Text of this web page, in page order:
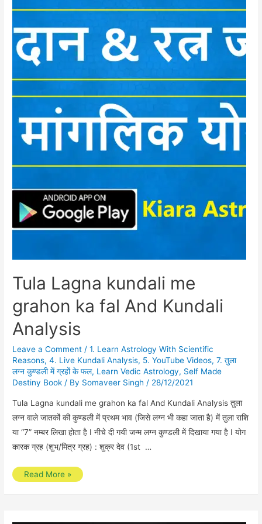
Tula Lagna kundali me
grahon ka fal And Kundali
Analysis
Leave a Comment /1. Learn Astrology With Scientific
Reasons,4. Live Kundali Analysis, 5. YouTube Videos,7. तुला
लग्न कुण्डली में ग्रहों के फल, Learn Vedic Astrology, Self Made
Destiny Book / By Somaveer Singh / 28/12/2021
Tula Lagna kundali me grahon ka fal And Kundali Analysis तुला
लग्न वाले जातकों की कुण्डली में प्रथम भाव (जिसे लग्न भी कहा जाता है) में तुला राशि
या “7” नम्बर लिखा होता है I नीचे दी गयी जन्म लग्न कुण्डली में दिखाया गया है I योग
कारक ग्रह (शुभ/मित्र ग्रह) : शुक्र देव (1st …
Tula
Read More »